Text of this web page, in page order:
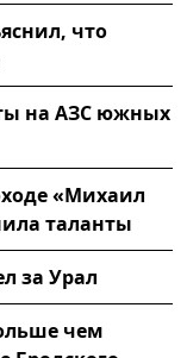
что
на АЗС южных
«Михаил
таланты
за Урал
чем